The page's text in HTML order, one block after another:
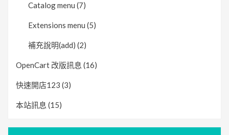
Catalog menu (7)
Extensions menu (5)
補充說明(add) (2)
OpenCart 改版訊息 (16)
快速開店123 (3)
本站訊息 (15)